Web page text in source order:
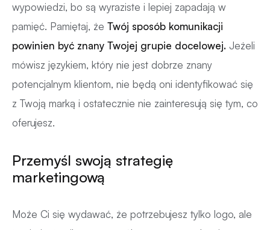
wypowiedzi, bo są wyraziste i lepiej zapadają w
pamięć. Pamiętaj, że Twój sposób komunikacji
powinien być znany Twojej grupie docelowej. Jeżeli
mówisz językiem, który nie jest dobrze znany
potencjalnym klientom, nie będą oni identyfikować się
z Twoją marką i ostatecznie nie zainteresują się tym, co
oferujesz.
Przemyśl swoją strategię
marketingową
Może Ci się wydawać, że potrzebujesz tylko logo, ale